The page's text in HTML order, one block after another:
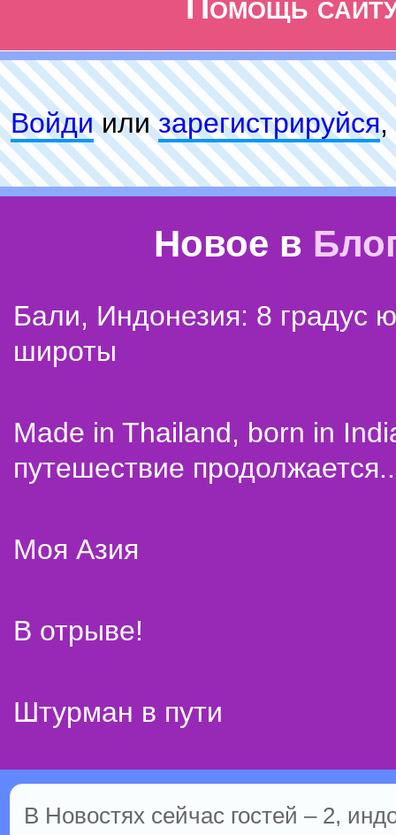
Войдиилизарeгиcтpируйся,
Новое в
Бали, Индонезия: 8 градус
широты
Made in Thailand, born in
путешествие
Моя Азия
В отрыве!
Штурман в пути
В Новостях сейчас гостей – 2,